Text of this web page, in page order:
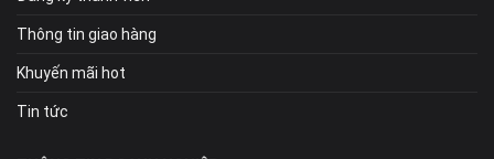
Thông tin giao hàng
Khuyến mãi hot
Tin tức